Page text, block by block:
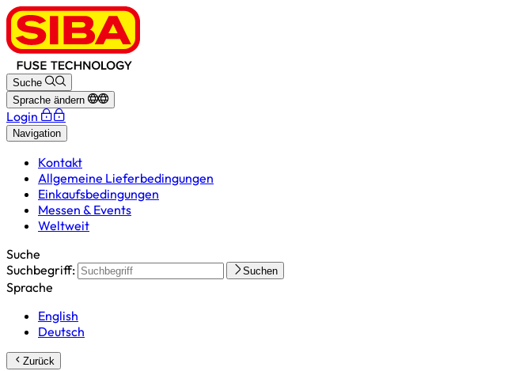
Suche
Sprache ändern
Login
Navigation
Kontakt
Allgemeine Lieferbedingungen
Einkaufsbedingungen
Messen & Events
Weltweit
Suche
Suchbegriff:
Suchen
Sprache
English
Deutsch
Zurück